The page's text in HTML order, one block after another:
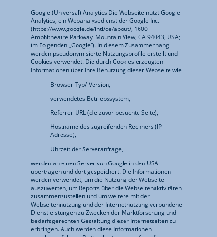
Google (Universal) Analytics Die Webseite nutzt Google
Analytics, ein Webanalysedienst der Google Inc.
(https://www.google.de/intl/de/about/, 1600
Amphitheatre Parkway, Mountain View, CA 94043, USA;
im Folgenden „Google“). In diesem Zusammenhang
werden pseudonymisierte Nutzungsprofile erstellt und
Cookies verwendet. Die durch Cookies erzeugten
Informationen über Ihre Benutzung dieser Webseite wie
Browser-Typ/-Version,
verwendetes Betriebssystem,
Referrer-URL (die zuvor besuchte Seite),
Hostname des zugreifenden Rechners (IP-
Adresse),
Uhrzeit der Serveranfrage,
werden an einen Server von Google in den USA
übertragen und dort gespeichert. Die Informationen
werden verwendet, um die Nutzung der Webseite
auszuwerten, um Reports über die Webseitenaktivitäten
zusammenzustellen und um weitere mit der
Webseitennutzung und der Internetnutzung verbundene
Dienstleistungen zu Zwecken der Marktforschung und
bedarfsgerechten Gestaltung dieser Internetseiten zu
erbringen. Auch werden diese Informationen